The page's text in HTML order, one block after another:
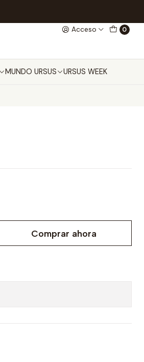
Acceso 0
MUNDO URSUS URSUS WEEK
Comprar ahora